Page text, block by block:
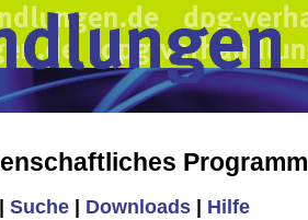
Programm
Suche Downloads Hilfe